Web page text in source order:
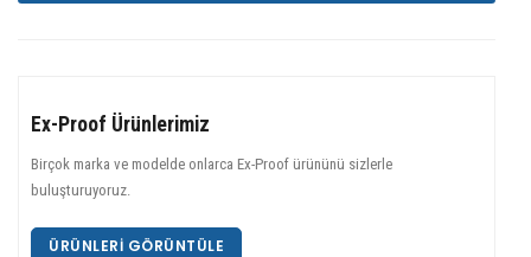
Ex-Proof Ürünlerimiz
Birçok marka ve modelde onlarca Ex-Proof ürününü sizlerle
buluşturuyoruz.
ÜRÜNLERI GÖRÜNTÜLE